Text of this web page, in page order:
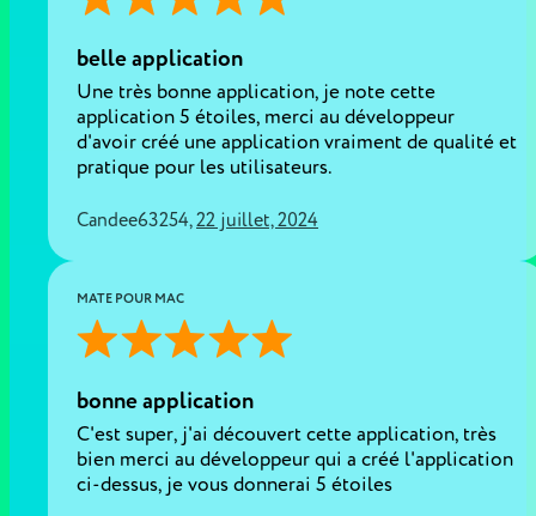
belle application
Une très bonne application, je note cette
application 5 étoiles, merci au développeur
d'avoir créé une application vraiment de qualité et
pratique pour les utilisateurs.
Candee63254, 22 juillet, 2024
MATE POUR MAC
bonne application
C'est super, j'ai découvert cette application, très
bien merci au développeur qui a créé l'application
ci-dessus, je vous donnerai 5 étoiles